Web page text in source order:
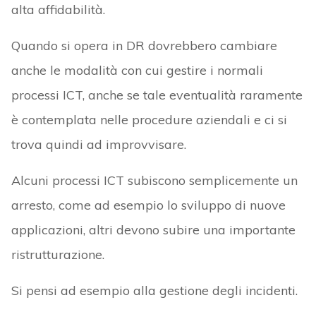
alta affidabilità.
Quando si opera in DR dovrebbero cambiare
anche le modalità con cui gestire i normali
processi ICT, anche se tale eventualità raramente
è contemplata nelle procedure aziendali e ci si
trova quindi ad improvvisare.
Alcuni processi ICT subiscono semplicemente un
arresto, come ad esempio lo sviluppo di nuove
applicazioni, altri devono subire una importante
ristrutturazione.
Si pensi ad esempio alla gestione degli incidenti.